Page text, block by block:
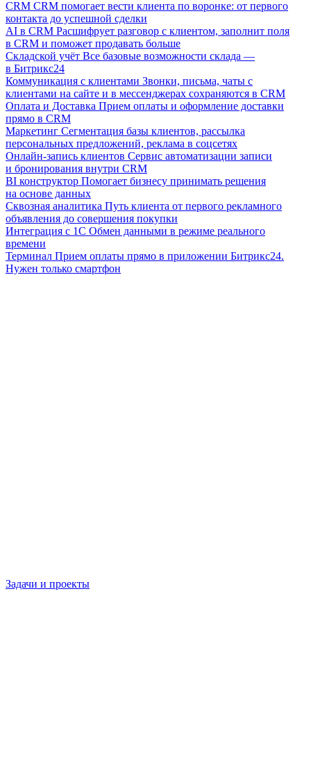
CRM CRM помогает вести клиента по воронке: от первого
контакта до успешной сделки
AI в CRM Расшифрует разговор с клиентом, заполнит поля
в CRM и поможет продавать больше
Складской учёт Все базовые возможности склада —
в Битрикс24
Коммуникация с клиентами Звонки, письма, чаты с
клиентами на сайте и в мессенджерах сохраняются в CRM
Оплата и Доставка Прием оплаты и оформление доставки
прямо в CRM
Маркетинг Сегментация базы клиентов, рассылка
персональных предложений, реклама в соцсетях
Онлайн-запись клиентов Сервис автоматизации записи
и бронирования внутри CRM
BI конструктор Помогает бизнесу принимать решения
на основе данных
Сквозная аналитика Путь клиента от первого рекламного
объявления до совершения покупки
Интеграция с 1С Обмен данными в режиме реального
времени
Терминал Прием оплаты прямо в приложении Битрикс24.
Нужен только смартфон
Задачи и проекты